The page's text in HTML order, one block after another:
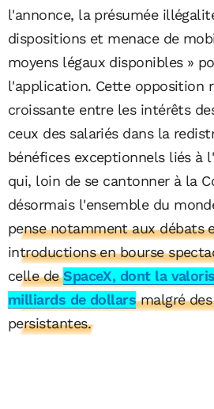
l'annonce, la présumée
dispositions et menace de
moyens légaux disponibles »
l'application. Cette opposition
croissante entre les intérêts
ceux des salariés dans la
bénéfices exceptionnels liés
qui, loin de se cantonner à la
désormais l'ensemble du
pense notamment aux débats
introductions en bourse
celle deSpaceX, dont la
milliards de dollarsmalgré des
persistantes.